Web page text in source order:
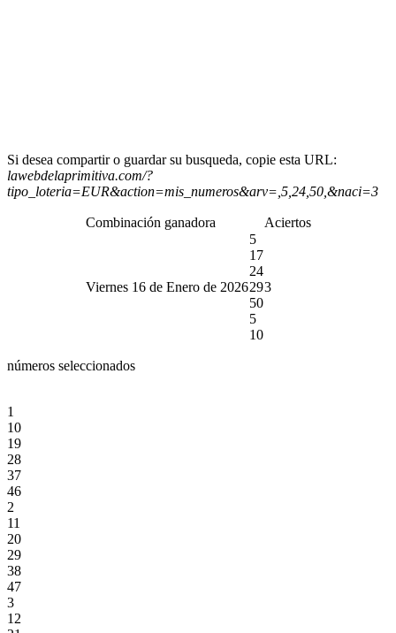
Si desea compartir o guardar su busqueda, copie esta URL:
lawebdelaprimitiva.com/?
tipo_loteria=EUR&action=mis_numeros&arv=,5,24,50,&naci=3
Combinación ganadora Aciertos
Viernes 16 de Enero de 2026
5
17
24
29
50
5
10
3
números seleccionados
1
10
19
28
37
46
2
11
20
29
38
47
3
12